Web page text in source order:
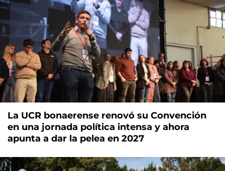
La UCR bonaerense renovó su Convención
en una jornada política intensa y ahora
apunta a dar la pelea en 2027